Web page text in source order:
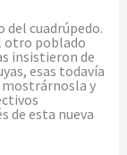
del cuadrúpedo.
otro poblado
insistieron de
esas todavía
mostrárnosla y
de esta nueva